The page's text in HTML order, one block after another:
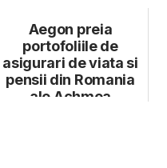
Aegon preia
portofoliile de
asigurari de viata si
pensii din Romania
ale Achmea